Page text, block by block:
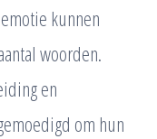
kunnen
woorden.
en
om hun